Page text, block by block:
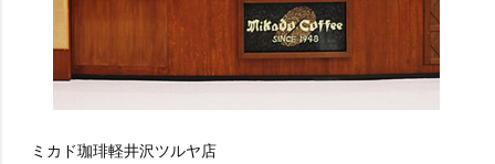
ミカド珈琲軽井沢ツルヤ店